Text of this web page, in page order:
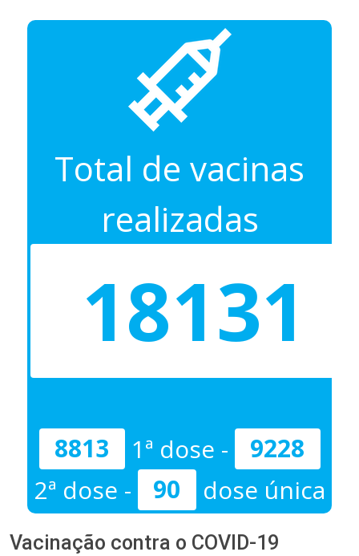
Total de vacinas
realizadas
18131
8813 1ª dose -
9228
2ª dose -
90 dose única
Vacinação contra o COVID-19